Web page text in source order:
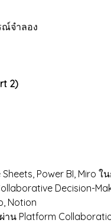
ณ์จำลอง
2)
Power BI, Miro
Decision-
Notion
น Platform